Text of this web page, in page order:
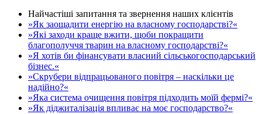
Найчастіші запитання та звернення наших клієнтів
»Як заощадити енергію на власному господарстві?«
»Які заходи краще вжити, щоби покращити
благополуччя тварин на власному господарстві?«
»Я хотів би фінансувати власний сільськогосподарський
бізнес.«
»Скрубери відпрацьованого повітря – наскільки це
надійно?«
»Яка система очищення повітря підходить моїй фермі?«
»Як діджиталізація впливає на моє господарство?«